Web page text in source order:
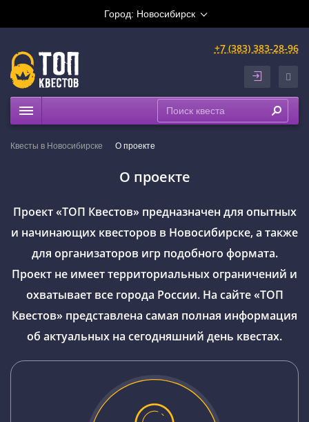
Город: Новосибирск
+7 (383) 383-28-96
Сертификаты
Квесты в Новосибирске О проекте
О проекте
Проект «ТОП Квестов» предназначен для опытных
и начинающих квесторов в Новосибирске, а также
для организаторов игр подобного формата.
Проект не имеет территориальных ограничений и
охватывает все города России. На сайте «ТОП
Квестов» представлена самая полная информация
об актуальных на сегодняшний день квестах.